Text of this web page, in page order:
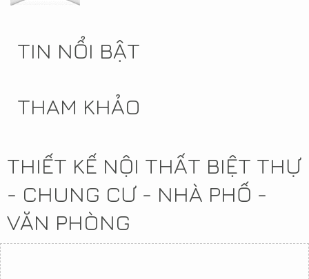
TIN NỔI BẬT
THAM KHẢO
THIẾT KẾ NỘI THẤT BIỆT THỰ
- CHUNG CƯ - NHÀ PHỐ -
VĂN PHÒNG